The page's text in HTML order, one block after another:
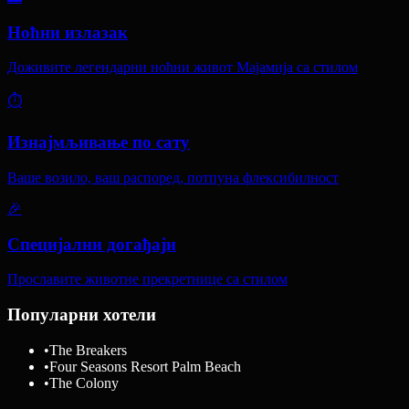
Ноћни излазак
Доживите легендарни ноћни живот Мајамија са стилом
⏱️
Изнајмљивање по сату
Ваше возило, ваш распоред, потпуна флексибилност
🎉
Специјални догађаји
Прославите животне прекретнице са стилом
Популарни хотели
•The Breakers
•Four Seasons Resort Palm Beach
•The Colony